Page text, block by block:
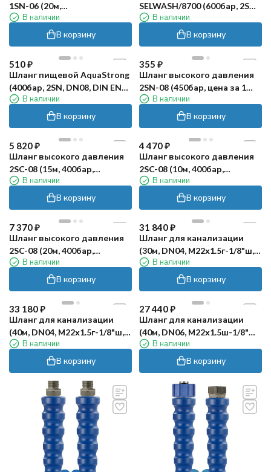
1SN-06 (20м,
2хМ22х1.5гEASY!Lock) TOR
В наличии
В корзину
SELWASH/8700 (600бар, 2SN,
DN08, DIN EN 857, м.пог.)
В наличии
В корзину
510₽
Шланг пищевой AquaStrong
(400бар, 2SN, DN08, DIN EN
853, м.пог.)
В наличии
В корзину
355 ₽
Шланг высокого давления
2SN-08 (450бар, цена за 1
метр) TOR CF
В наличии
В корзину
5 820₽
Шланг высокого давления
2SC-08 (15м, 400бар,
М22х1.5г-г) RC
В наличии
В корзину
4 470₽
Шланг высокого давления
2SC-08 (10м, 400бар,
М22х1.5г-г) RC
В наличии
В корзину
7 370₽
Шланг высокого давления
2SC-08 (20м, 400бар,
М22х1.5г-г) RC
В наличии
В корзину
31 840₽
Шланг для канализации
(30м, DN04, М22х1.5г-1/8"ш,
300бар) R+M
В наличии
В корзину
33 180₽
Шланг для канализации
(40м, DN04, М22х1.5г-1/8"ш,
300бар) R+M
В наличии
В корзину
27 440₽
Шланг для канализации
(40м, DN06, М22х1.5ш-1/8"ш,
300бар) R+M
В наличии
В корзину